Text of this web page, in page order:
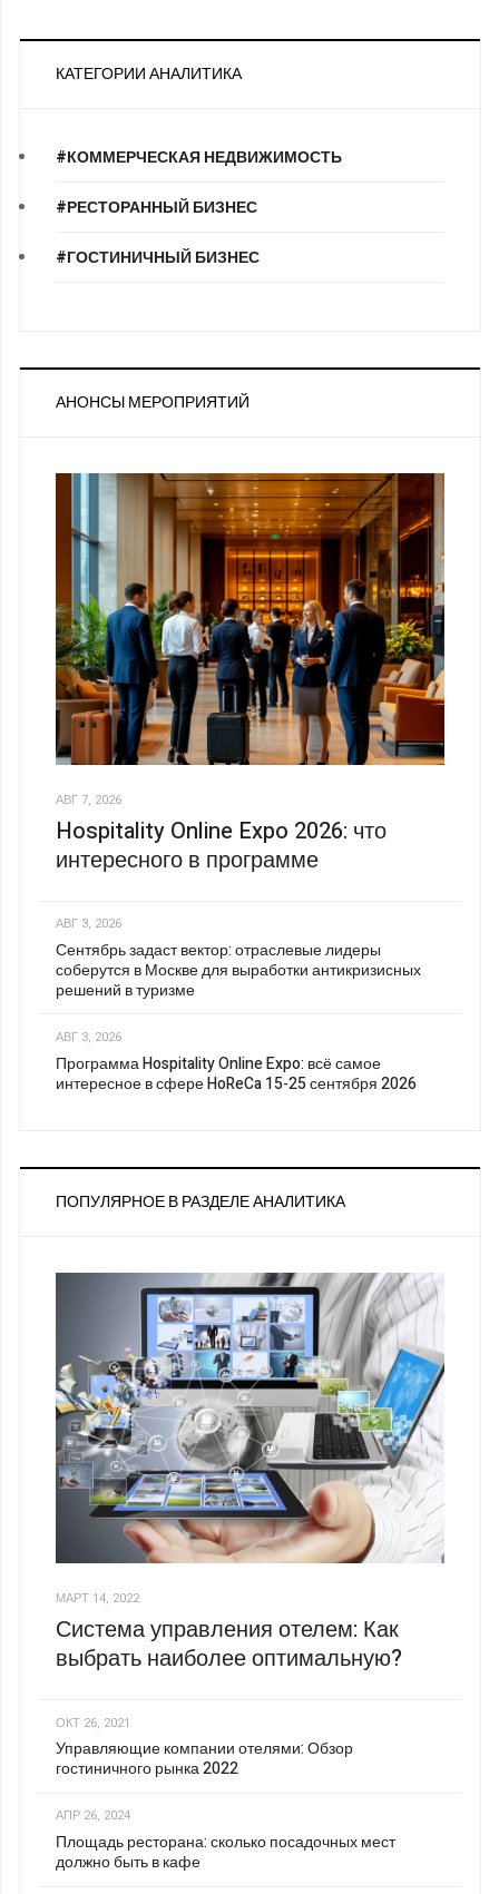
КАТЕГОРИИ АНАЛИТИКА
#КОММЕРЧЕСКАЯ НЕДВИЖИМОСТЬ
#РЕСТОРАННЫЙ БИЗНЕС
#ГОСТИНИЧНЫЙ БИЗНЕС
АНОНСЫ МЕРОПРИЯТИЙ
АВГ 7, 2026
Hospitality Online Expo 2026: что
интересного в программе
АВГ 3, 2026
Сентябрь задаст вектор: отраслевые лидеры
соберутся в Москве для выработки антикризисных
решений в туризме
АВГ 3, 2026
Программа Hospitality Online Expo: всё самое
интересное в сфере HoReCa 15-25 сентября 2026
ПОПУЛЯРНОЕ В РАЗДЕЛЕ АНАЛИТИКА
МАРТ 14, 2022
Система управления отелем: Как
выбрать наиболее оптимальную?
ОКТ 26, 2021
Управляющие компании отелями: Обзор
гостиничного рынка 2022
АПР 26, 2024
Площадь ресторана: сколько посадочных мест
должно быть в кафе